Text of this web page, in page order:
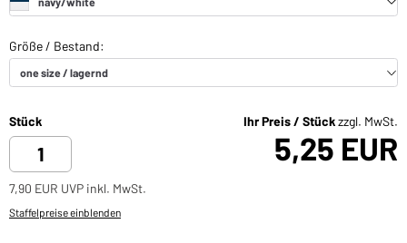
Stück Ihr Preis / Stückzzgl. MwSt.
5,25 EUR
7,90 EUR UVP inkl. MwSt.
Staffelpreise einblenden